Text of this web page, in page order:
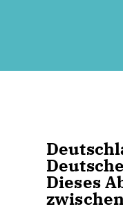
Dieses